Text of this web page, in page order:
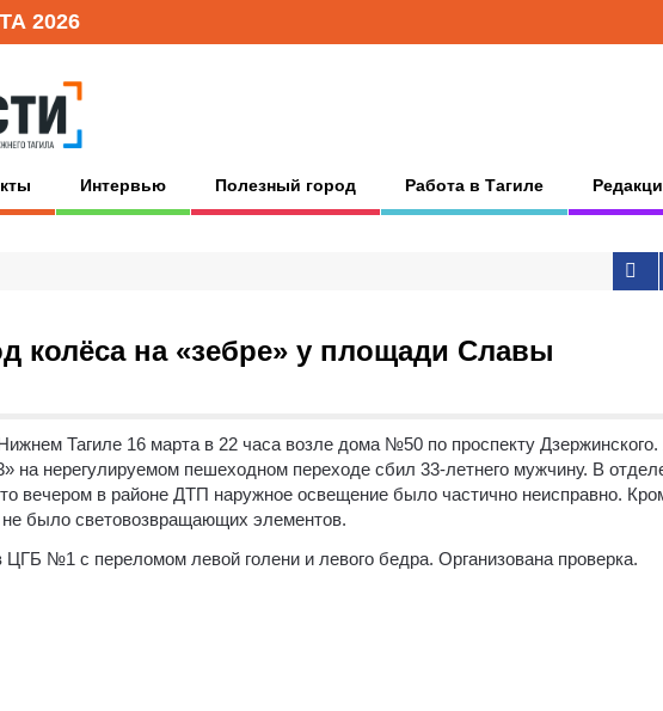
2026
Интервью Полезный город Работа в Тагиле
колёса на «зебре» у площади Славы
Тагиле 16 марта в 22 часа возле дома №50 по проспекту Дзержинского.
на нерегулируемом пешеходном переходе сбил 33-летнего мужчину. В
вечером в районе ДТП наружное освещение было частично неисправно.
не было световозвращающих элементов.
№1 с переломом левой голени и левого бедра. Организована проверка.